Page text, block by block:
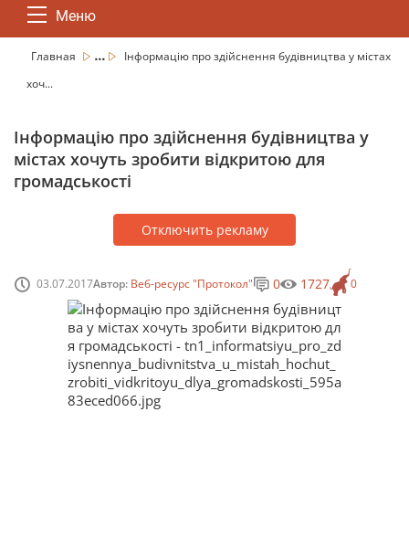
Меню
Главная ...
Інформацію про здійснення будівництва у містах
хоч...
Інформацію про здійснення будівництва у
містах хочуть зробити відкритою для
громадськості
Отключить рекламу
03.07.2017Автор: Веб-ресурс "Протокол" 0
0 1727